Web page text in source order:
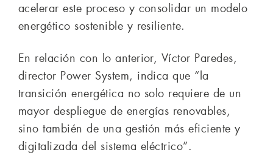
acelerar este proceso y consolidar un modelo
energético sostenible y resiliente.
En relación con lo anterior, Víctor Paredes,
director Power System, indica que “la
transición energética no solo requiere de un
mayor despliegue de energías renovables,
sino también de una gestión más eficiente y
digitalizada del sistema eléctrico”.